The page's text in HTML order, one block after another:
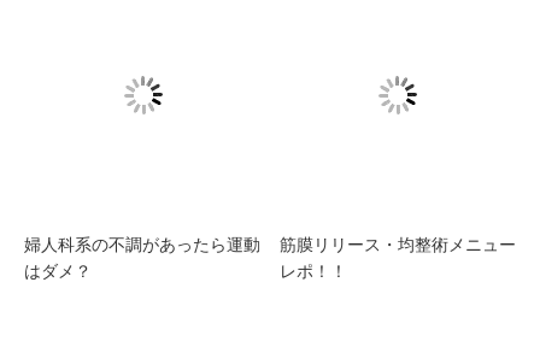
婦人科系の不調があったら運動
はダメ？
筋膜リリース・均整術メニュー
レポ！！